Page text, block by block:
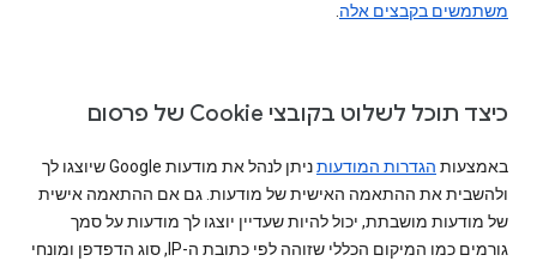
משתמשים בקבצים אלה.
כיצד תוכל לשלוט בקובצי Cookie של פרסום
באמצעות הגדרות המודעות
ניתן לנהל את מודעות Google שיוצגו לך
ולהשבית את ההתאמה האישית של מודעות. גם אם ההתאמה אישית
של מודעות מושבתת, יכול להיות שעדיין יוצגו לך מודעות על סמך
גורמים כמו המיקום הכללי שזוהה לפי כתובת ה-IP, סוג הדפדפן ומונחי